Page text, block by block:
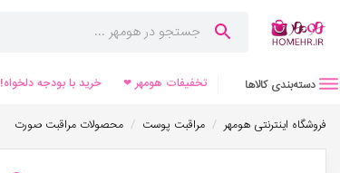
دسته‌بندی کالاها تخفیفات هومهر ❤ خرید با بودجه دلخواه!
فروشگاه اینترنتی هومهر / مراقبت پوست / محصولات مراقبت صورت